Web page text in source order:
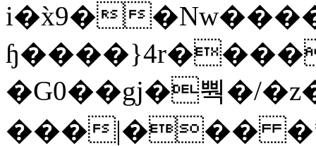
i�x̀9�
�G0��gj�뿩�/
���|���